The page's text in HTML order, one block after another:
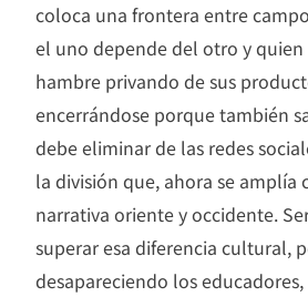
coloca una frontera entre
el uno depende del otro y
hambre privando de sus
encerrándose porque también
debe eliminar de las redes
la división que, ahora se amplía
narrativa oriente y occidente.
superar esa diferencia cultural,
desapareciendo los